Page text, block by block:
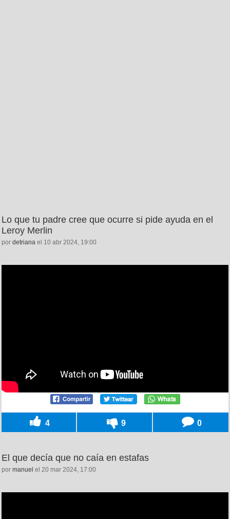
Lo que tu padre cree que ocurre si pide ayuda en el
Leroy Merlin
por detriana el 10 abr 2024, 19:00
4 9 0
El que decía que no caía en estafas
por manuel el 20 mar 2024, 17:00